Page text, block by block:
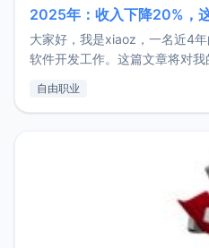
2025年：收入下降20%，
大家好，我是xiaoz，一名近4
软件开发工作。这篇文章将对
收入下降20%，但却过得很充
自由职业